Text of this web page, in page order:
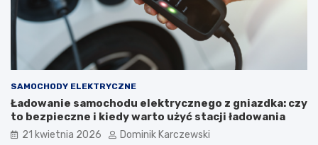
p
e
s
t
e
r
s
a
i
j
a
k
SAMOCHODY ELEKTRYCZNE
Ładowanie samochodu elektrycznego z gniazdka: czy
to bezpieczne i kiedy warto użyć stacji ładowania
21 kwietnia 2026 Dominik Karczewski